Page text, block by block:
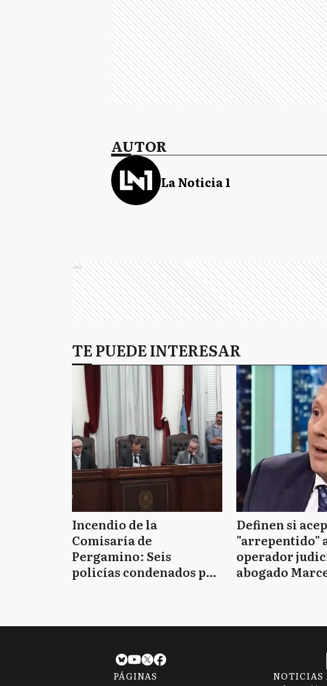
AUTOR
La Noticia 1
Ads
TE PUEDE INTERESAR
Incendio de la
Comisaría de
Pergamino: Seis
policías condenados por
Definen si
"arrepentido"
operador
abogado
PÁGINAS
NOTICIAS